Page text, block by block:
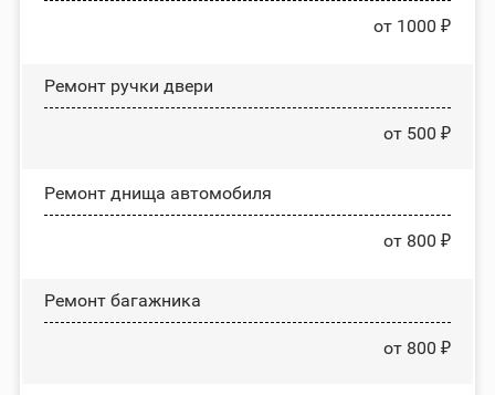
от 1000 ₽
Ремонт ручки двери
от 500 ₽
Ремонт днища автомобиля
от 800 ₽
Ремонт багажника
от 800 ₽